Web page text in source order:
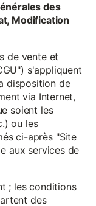
des
Modification
de vente et
s'appliquent
disposition de
via Internet,
soient les
ou les
ci-après "Site
aux services de
; les conditions
des